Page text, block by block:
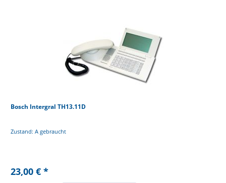
Bosch Intergral TH13.11D
Zustand: A gebraucht
23,00 € *